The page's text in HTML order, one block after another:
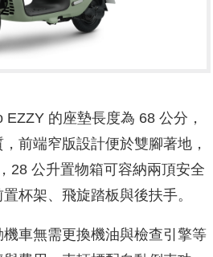
的座墊長度為 68 公分，
前端窄版設計便於雙腳著地，
28 公升置物箱可容納兩頂安全
杯架、飛旋踏板與後扶手。
車無需更換機油與檢查引擎等